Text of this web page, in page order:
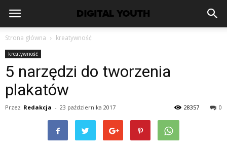
Strona główna kreatywność
kreatywność
5 narzędzi do tworzenia
plakatów
Przez Redakcja - 23 października 2017 0
28357